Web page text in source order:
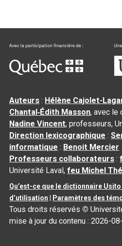
Auteurs : Hélène Cajolet-
Chantal‑Édith Masson, avec le
Nadine Vincent, professeurs,
Direction lexicographique :
informatique : Benoit Mercier
Professeurs collaborateurs :
Université Laval,feu Michel
Qu’est-ce que le dictionnaire Usito
d’utilisation
Paramètres des
Tous droits réservés ©
mise à jour du contenu :2026-